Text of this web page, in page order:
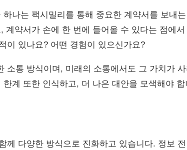
나는 팩시밀리를 통해 중요한 계약서를 보내
계약서가 손에 한 번에 들어올 수 있다는 점에
이 있나요? 어떤 경험이 있으신가요?
소통 방식이며, 미래의 소통에서도 그 가치가
계 또한 인식하고, 더 나은 대안을 모색해야 합
께 다양한 방식으로 진화하고 있습니다. 정보